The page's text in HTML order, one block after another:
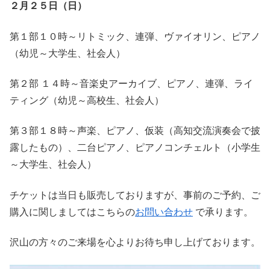
２月２５日（日）
第１部１０時～リトミック、連弾、ヴァイオリン、ピアノ
（幼児～大学生、社会人）
第２部 １４時～音楽史アーカイブ、ピアノ、連弾、ライ
ティング（幼児～高校生、社会人）
第３部１８時～声楽、ピアノ、仮装（高知交流演奏会で披
露したもの）、二台ピアノ、ピアノコンチェルト（小学生
～大学生、社会人）
チケットは当日も販売しておりますが、事前のご予約、ご
購入に関しましてはこちらのお問い合わせ で承ります。
沢山の方々のご来場を心よりお待ち申し上げております。